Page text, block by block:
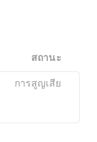
สถานะ
การสูญเสีย